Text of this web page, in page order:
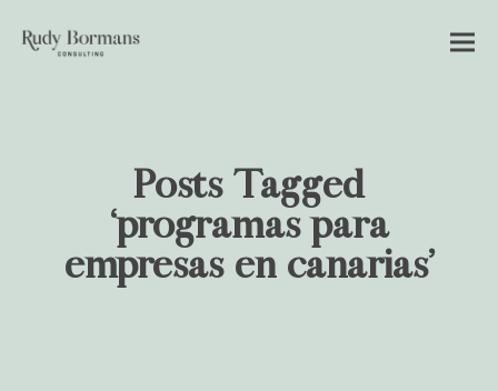
Posts Tagged
‘programas para
empresas en canarias’